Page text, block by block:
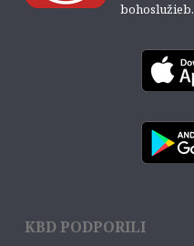
bohoslužieb.
KBD PODPORILI